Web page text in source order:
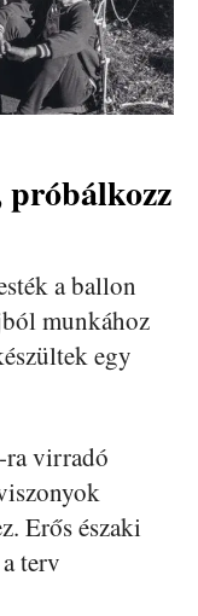
próbálkozz
a ballon
munkához
egy
ra virradó
Erős északi
terv